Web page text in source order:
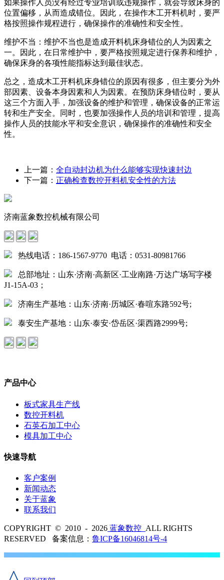
如果操作人员没有经过专业培训或违规操作，就会导致床身的
位置偏移，从而造成错位。因此，在操作木工开料机时，要严
格按照操作规程进行，确保操作的准确性和安全性。
维护不当：维护不当也是造成开料机床身错位的人为因素之
一。因此，在日常维护中，要严格按照规定进行保养和维护，
确保床身的各项性能指标达到最佳状态。
总之，造成木工开料机床身错位的原因有很多，但主要分为外
部因素、设备本身因素和人为因素。在预防床身错位时，要从
这三个方面入手，加强设备的维护和管理，确保设备的正常运
转和生产安全。同时，也要加强操作人员的培训和管理，提高
操作人员的技能水平和安全意识，确保操作的准确性和安全
性。
上一篇： 全自动封边机为什么能够实现快速封边
下一篇： 正确检查数控开料机安全性的方法
济南蓝象数控机械有限公司
热线电话：186-1567-9770 电话：0531-80981766
总部地址：山东·济南·高新区·工业南路·万达广场写字楼
J1-15A-03；
济南生产基地：山东·济南·历城区·春喧东路592号;
泰安生产基地：山东·泰安·岱岳区·渠西路2999号;
产品中心
板式家具生产线
数控开料机
石英石加工中心
模具加工中心
快速导航
客户案例
新闻动态
关于蓝象
联系我们
COPYRIGHT © 2010 - 2026 蓝象数控 ALL RIGHTS
RESERVED 备案信息： 鲁ICP备16046814号-4